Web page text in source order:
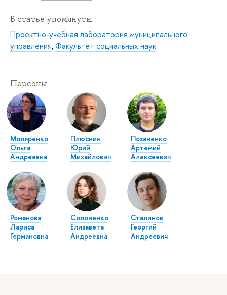
В статье упомянуты
Проектно-учебная лаборатория муниципального
управления,Факультет социальных наук
Персоны
Моляренко
Ольга
Андреевна
Плюснин
Юрий
Михайлович
Позаненко
Артемий
Алексеевич
Романова
Лариса
Германовна
Солоненко
Елизавета
Андреевна
Сталинов
Георгий
Андреевич